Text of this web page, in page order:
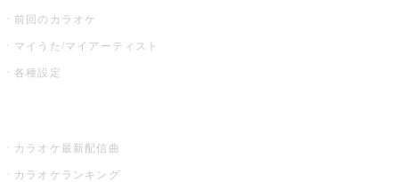
前回のカラオケ
マイうた/マイアーティスト
各種設定
カラオケ最新配信曲
カラオケランキング